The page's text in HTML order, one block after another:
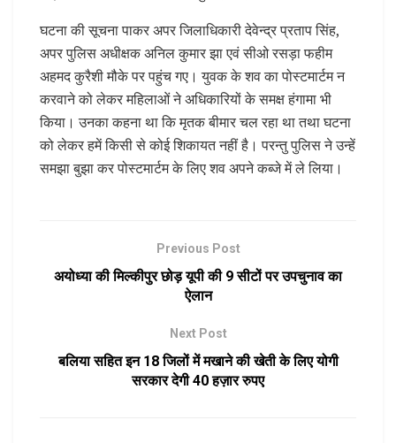
घटना की सूचना पाकर अपर जिलाधिकारी देवेन्द्र प्रताप सिंह,
अपर पुलिस अधीक्षक अनिल कुमार झा एवं सीओ रसड़ा फहीम
अहमद कुरैशी मौके पर पहुंच गए। युवक के शव का पोस्टमार्टम न
करवाने को लेकर महिलाओं ने अधिकारियों के समक्ष हंगामा भी
किया। उनका कहना था कि मृतक बीमार चल रहा था तथा घटना
को लेकर हमें किसी से कोई शिकायत नहीं है। परन्तु पुलिस ने उन्हें
समझा बुझा कर पोस्टमार्टम के लिए शव अपने कब्जे में ले लिया।
Previous Post
अयोध्या की मिल्कीपुर छोड़ यूपी की 9 सीटों पर उपचुनाव का
ऐलान
Next Post
बलिया सहित इन 18 जिलों में मखाने की खेती के लिए योगी
सरकार देगी 40 हज़ार रुपए